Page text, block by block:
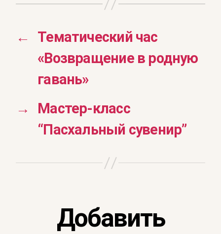
←
Тематический час
«Возвращение в родную
гавань»
→
Мастер-класс
“Пасхальный сувенир”
Добавить